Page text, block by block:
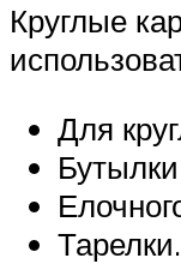
Круглые
Для
Тарелки.